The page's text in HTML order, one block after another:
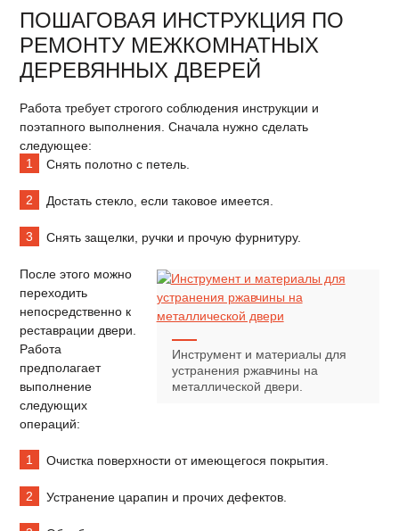
ПОШАГОВАЯ ИНСТРУКЦИЯ ПО
РЕМОНТУ МЕЖКОМНАТНЫХ
ДЕРЕВЯННЫХ ДВЕРЕЙ
Работа требует строгого соблюдения инструкции и
поэтапного выполнения. Сначала нужно сделать
следующее:
Снять полотно с петель.
Достать стекло, если таковое имеется.
Снять защелки, ручки и прочую фурнитуру.
Инструмент и материалы для
устранения ржавчины на
металлической двери.
После этого можно
переходить
непосредственно к
реставрации двери.
Работа
предполагает
выполнение
следующих
операций:
Очистка поверхности от имеющегося покрытия.
Устранение царапин и прочих дефектов.